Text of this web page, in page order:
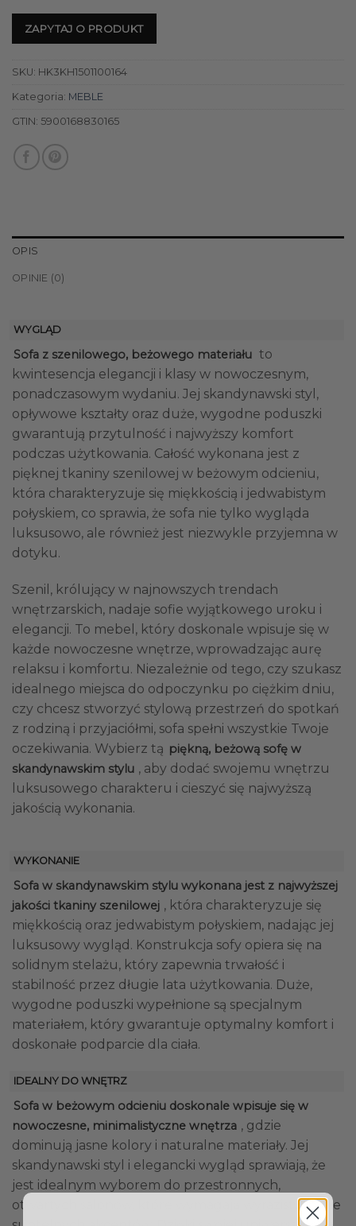
ZAPYTAJ O PRODUKT
SKU: HK3KH1501100164
Kategoria: MEBLE
GTIN: 5900168830165
OPIS
OPINIE (0)
WYGLĄD
Sofa z szenilowego, beżowego materiału to
kwintesencja elegancji i klasy w nowoczesnym,
ponadczasowym wydaniu. Jej skandynawski styl,
opływowe kształty oraz duże, wygodne poduszki
gwarantują przytulność i najwyższy komfort
podczas użytkowania. Całość wykonana jest z
pięknej tkaniny szenilowej w beżowym odcieniu,
która charakteryzuje się miękkością i jedwabistym
połyskiem, co sprawia, że sofa nie tylko wygląda
luksusowo, ale również jest niezwykle przyjemna w
dotyku.
Szenil, królujący w najnowszych trendach
wnętrzarskich, nadaje sofie wyjątkowego uroku i
elegancji. To mebel, który doskonale wpisuje się w
każde nowoczesne wnętrze, wprowadzając aurę
relaksu i komfortu. Niezależnie od tego, czy szukasz
idealnego miejsca do odpoczynku po ciężkim dniu,
czy chcesz stworzyć stylową przestrzeń do spotkań
z rodziną i przyjaciółmi, sofa spełni wszystkie Twoje
oczekiwania. Wybierz tą piękną, beżową sofę w
skandynawskim stylu , aby dodać swojemu wnętrzu
luksusowego charakteru i cieszyć się najwyższą
jakością wykonania.
WYKONANIE
Sofa w skandynawskim stylu wykonana jest z najwyższej
jakości tkaniny szenilowej , która charakteryzuje się
miękkością oraz jedwabistym połyskiem, nadając jej
luksusowy wygląd. Konstrukcja sofy opiera się na
solidnym stelażu, który zapewnia trwałość i
stabilność przez długie lata użytkowania. Duże,
wygodne poduszki wypełnione są specjalnym
materiałem, który gwarantuje optymalny komfort i
doskonałe podparcie dla ciała.
IDEALNY DO WNĘTRZ
Sofa w beżowym odcieniu doskonale wpisuje się w
nowoczesne, minimalistyczne wnętrza , gdzie
dominują jasne kolory i naturalne materiały. Jej
skandynawski styl i elegancki wygląd sprawiają, że
jest idealnym wyborem do przestronnych,
otwartych salonów, które wymagają wyrazistych, ale